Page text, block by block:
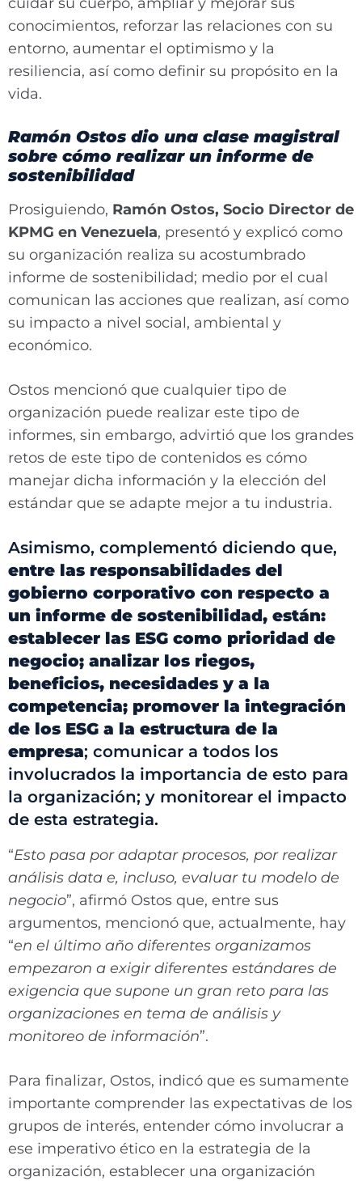
conocimientos, reforzar las relaciones con su
entorno, aumentar el optimismo y la
resiliencia, así como definir su propósito en la
vida.
Ramón Ostos dio una clase magistral
sobre cómo realizar un informe de
sostenibilidad
Prosiguiendo, Ramón Ostos, Socio Director de
KPMG en Venezuela, presentó y explicó como
su organización realiza su acostumbrado
informe de sostenibilidad; medio por el cual
comunican las acciones que realizan, así como
su impacto a nivel social, ambiental y
económico.
Ostos mencionó que cualquier tipo de
organización puede realizar este tipo de
informes, sin embargo, advirtió que los grandes
retos de este tipo de contenidos es cómo
manejar dicha información y la elección del
estándar que se adapte mejor a tu industria.
Asimismo, complementó diciendo que,
entre las responsabilidades del
gobierno corporativo con respecto a
un informe de sostenibilidad, están:
establecer las ESG como prioridad de
negocio; analizar los riegos,
beneficios, necesidades y a la
competencia; promover la integración
de los ESG a la estructura de la
empresa; comunicar a todos los
involucrados la importancia de esto para
la organización; y monitorear el impacto
de esta estrategia.
“Esto pasa por adaptar procesos, por realizar
análisis data e, incluso, evaluar tu modelo de
negocio”, afirmó Ostos que, entre sus
argumentos, mencionó que, actualmente, hay
“en el último año diferentes organizamos
empezaron a exigir diferentes estándares de
exigencia que supone un gran reto para las
organizaciones en tema de análisis y
monitoreo de información”.
Para finalizar, Ostos, indicó que es sumamente
importante comprender las expectativas de los
grupos de interés, entender cómo involucrar a
ese imperativo ético en la estrategia de la
organización, establecer una organización